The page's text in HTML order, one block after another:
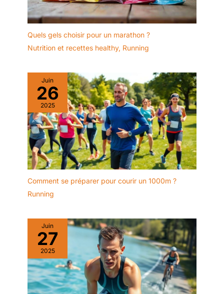
Quels gels choisir pour un marathon ?
Nutrition et recettes healthy, Running
Juin
26
2025
Comment se préparer pour courir un 1000m ?
Running
Juin
27
2025